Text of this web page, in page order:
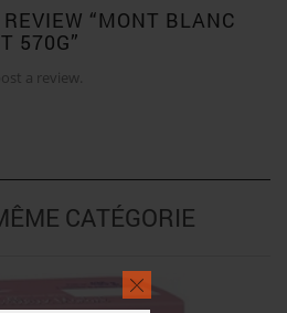
“MONT BLANC
570G”
a review.
CATÉGORIE